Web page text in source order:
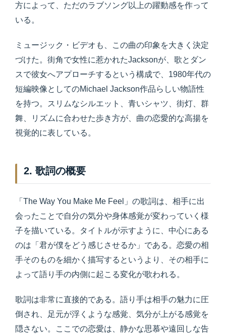
方によって、ただのラブソング以上の躍動感を作って
いる。
ミュージック・ビデオも、この曲の印象を大きく決定
づけた。街角で女性に惹かれたJacksonが、歌とダン
スで彼女へアプローチするという構成で、1980年代の
短編映像としてのMichael Jackson作品らしい物語性
を持つ。スリムなシルエット、青いシャツ、街灯、群
舞、リズムに合わせた歩き方が、曲の恋愛的な高揚を
視覚的に表している。
2. 歌詞の概要
「The Way You Make Me Feel」の歌詞は、相手に出
会ったことで自分の気分や身体感覚が変わっていく様
子を描いている。タイトルが示すように、中心にある
のは「君が僕をどう感じさせるか」である。恋愛の相
手そのものを細かく描写するというより、その相手に
よって語り手の内側に起こる変化が歌われる。
歌詞は非常に直接的である。語り手は相手の魅力に圧
倒され、足元が浮くような感覚、気分が上がる感覚を
隠さない。ここでの恋愛は、静かな思慕や遠回しな告